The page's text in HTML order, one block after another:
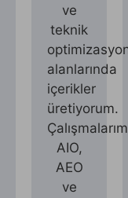
ve
teknik
alanlarında
içerikler
üretiyorum.
AIO,
AEO
ve